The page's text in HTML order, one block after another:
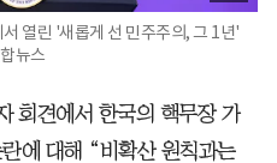
열린 '새롭게 선 민주주의, 그 1년'
뉴스
회견에서 한국의 핵무장 가
에 대해 “비확산 원칙과는